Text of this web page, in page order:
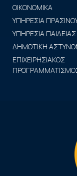
ΟΙΚΟΝΟΜΙΚΑ
ΥΠΗΡΕΣΙΑ
ΥΠΗΡΕΣΙΑ ΠΑΙΔΕΙΑΣ
ΔΗΜΟΤΙΚΗ
ΕΠΙΧΕΙΡΗΣΙΑΚΟΣ